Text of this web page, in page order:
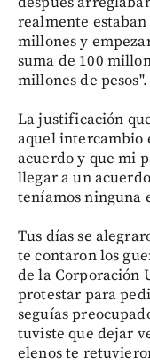
realmente
millones y
suma de 100
millones de pesos".
La justificación
aquel intercambio
acuerdo y que mi
llegar a un
teníamos ninguna
Tus días se
te contaron los
de la Corporación
protestar para
seguías
tuviste que dejar
elenos te